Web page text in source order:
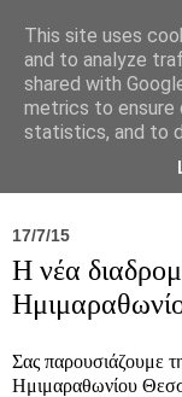
17/7/15
Η νέα
Σας παρουσιάζουμε
Ημιμαραθωνίου
This site uses
and to analyze
shared with
metrics to ensure
statistics, and to